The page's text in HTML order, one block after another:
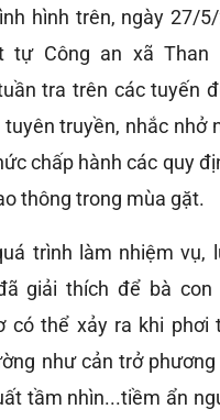
hình trên, ngày 27/
tự Công an xã Than
tra trên các tuyến
tuyên truyền, nhắc nhở
chấp hành các quy
thông trong mùa gặt.
trình làm nhiệm vụ,
giải thích để bà con
có thể xảy ra khi phơi
như cản trở
tầm nhìn...tiềm ẩn